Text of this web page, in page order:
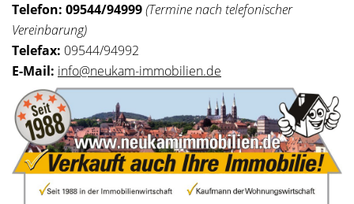
Telefon: 09544/94999(Termine nach telefonischer
Vereinbarung)
Telefax: 09544/94992
E-Mail: info@neukam-immobilien.de